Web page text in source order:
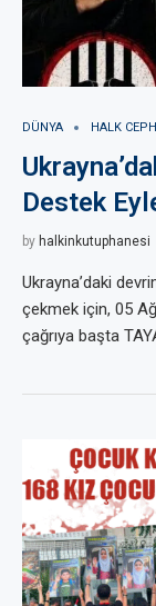
DÜNYA HALK
Destek
by halkinkutuphanesi
Ukrayna’daki
çekmek için, 05
çağrıya başta